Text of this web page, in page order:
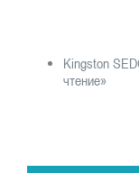
Kingston
чтение»